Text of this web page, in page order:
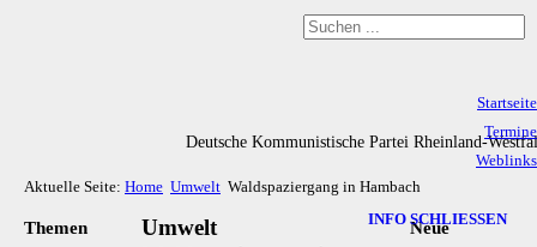
Deutsche Kommunistische Partei Rheinland-
Startseite
Termine
Weblinks
Impressum & Datenschutz
Aktuelle Seite: Home Umwelt Waldspaziergang in Hambach
Themen
Umwelt
INFO SCHLIESSEN
Neue